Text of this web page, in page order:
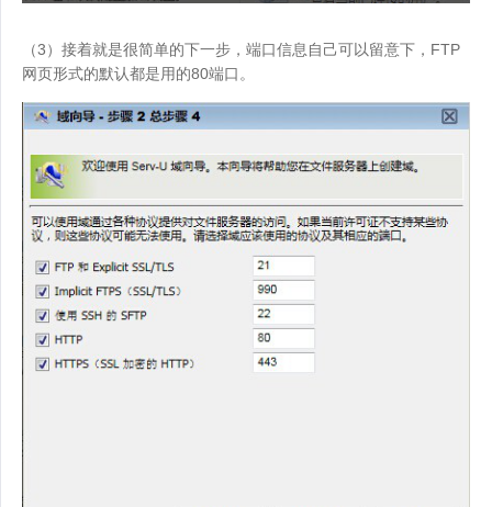
（3）接着就是很简单的下一步，端口信息自己可以留意下，FTP
网页形式的默认都是用的80端口。